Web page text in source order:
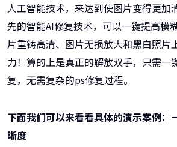
人工智能技术，来达到使图片变得更加
先的智能AI修复技术，可以一键提高模
片重铸高清、图片无损放大和黑白照片
力！算的上是真正的解放双手，只需一
复，无需复杂的ps修复过程。
下面我们可以来看看具体的演示案例：
晰度